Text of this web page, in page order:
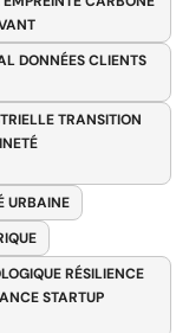
DONNÉES CLIENTS
TRANSITION
URBAINE
RÉSILIENCE
STARTUP